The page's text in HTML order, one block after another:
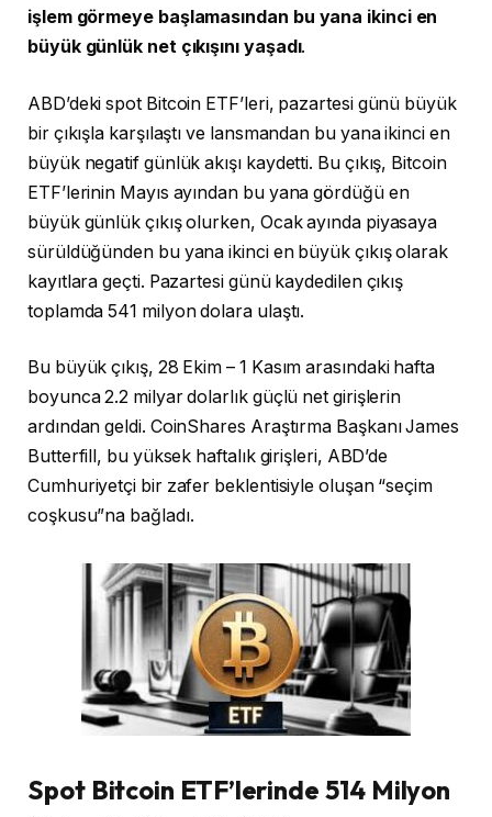
işlem görmeye başlamasından bu yana ikinci en
büyük günlük net çıkışını yaşadı.
ABD’deki spot Bitcoin ETF’leri, pazartesi günü büyük
bir çıkışla karşılaştı ve lansmandan bu yana ikinci en
büyük negatif günlük akışı kaydetti. Bu çıkış, Bitcoin
ETF’lerinin Mayıs ayından bu yana gördüğü en
büyük günlük çıkış olurken, Ocak ayında piyasaya
sürüldüğünden bu yana ikinci en büyük çıkış olarak
kayıtlara geçti. Pazartesi günü kaydedilen çıkış
toplamda 541 milyon dolara ulaştı.
Bu büyük çıkış, 28 Ekim – 1 Kasım arasındaki hafta
boyunca 2.2 milyar dolarlık güçlü net girişlerin
ardından geldi. CoinShares Araştırma Başkanı James
Butterfill, bu yüksek haftalık girişleri, ABD’de
Cumhuriyetçi bir zafer beklentisiyle oluşan “seçim
coşkusu”na bağladı.
Spot Bitcoin ETF’lerinde 514 Milyon